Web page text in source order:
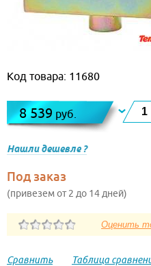
Код товара: 11680
8 539 руб.
Нашли дешевле ?
Под заказ
(привезем от 2 до 14 дней)
Сравнить Таблица